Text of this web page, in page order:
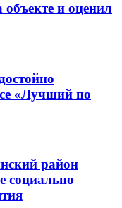
и оценил
«Лучший по
район
социально